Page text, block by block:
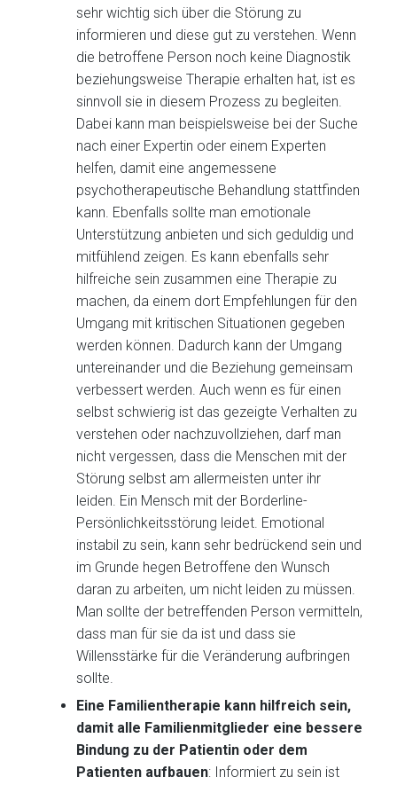
sehr wichtig sich über die Störung zu
informieren und diese gut zu verstehen. Wenn
die betroffene Person noch keine Diagnostik
beziehungsweise Therapie erhalten hat, ist es
sinnvoll sie in diesem Prozess zu begleiten.
Dabei kann man beispielsweise bei der Suche
nach einer Expertin oder einem Experten
helfen, damit eine angemessene
psychotherapeutische Behandlung stattfinden
kann. Ebenfalls sollte man emotionale
Unterstützung anbieten und sich geduldig und
mitfühlend zeigen. Es kann ebenfalls sehr
hilfreiche sein zusammen eine Therapie zu
machen, da einem dort Empfehlungen für den
Umgang mit kritischen Situationen gegeben
werden können. Dadurch kann der Umgang
untereinander und die Beziehung gemeinsam
verbessert werden. Auch wenn es für einen
selbst schwierig ist das gezeigte Verhalten zu
verstehen oder nachzuvollziehen, darf man
nicht vergessen, dass die Menschen mit der
Störung selbst am allermeisten unter ihr
leiden. Ein Mensch mit der Borderline-
Persönlichkeitsstörung leidet. Emotional
instabil zu sein, kann sehr bedrückend sein und
im Grunde hegen Betroffene den Wunsch
daran zu arbeiten, um nicht leiden zu müssen.
Man sollte der betreffenden Person vermitteln,
dass man für sie da ist und dass sie
Willensstärke für die Veränderung aufbringen
sollte.
Eine Familientherapie kann hilfreich sein,
damit alle Familienmitglieder eine bessere
Bindung zu der Patientin oder dem
Patienten aufbauen: Informiert zu sein ist